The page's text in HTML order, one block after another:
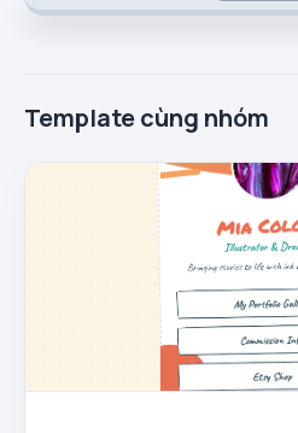
Template cùng nhóm